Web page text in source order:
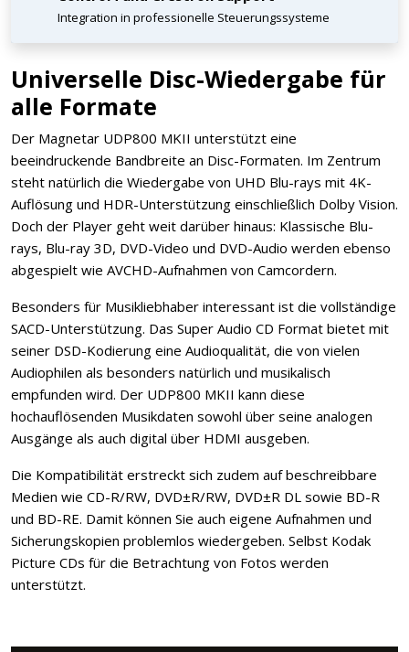
Integration in professionelle Steuerungssysteme
Universelle Disc-Wiedergabe für
alle Formate
Der Magnetar UDP800 MKII unterstützt eine
beeindruckende Bandbreite an Disc-Formaten. Im Zentrum
steht natürlich die Wiedergabe von UHD Blu-rays mit 4K-
Auflösung und HDR-Unterstützung einschließlich Dolby Vision.
Doch der Player geht weit darüber hinaus: Klassische Blu-
rays, Blu-ray 3D, DVD-Video und DVD-Audio werden ebenso
abgespielt wie AVCHD-Aufnahmen von Camcordern.
Besonders für Musikliebhaber interessant ist die vollständige
SACD-Unterstützung. Das Super Audio CD Format bietet mit
seiner DSD-Kodierung eine Audioqualität, die von vielen
Audiophilen als besonders natürlich und musikalisch
empfunden wird. Der UDP800 MKII kann diese
hochauflösenden Musikdaten sowohl über seine analogen
Ausgänge als auch digital über HDMI ausgeben.
Die Kompatibilität erstreckt sich zudem auf beschreibbare
Medien wie CD-R/RW, DVD±R/RW, DVD±R DL sowie BD-R
und BD-RE. Damit können Sie auch eigene Aufnahmen und
Sicherungskopien problemlos wiedergeben. Selbst Kodak
Picture CDs für die Betrachtung von Fotos werden
unterstützt.